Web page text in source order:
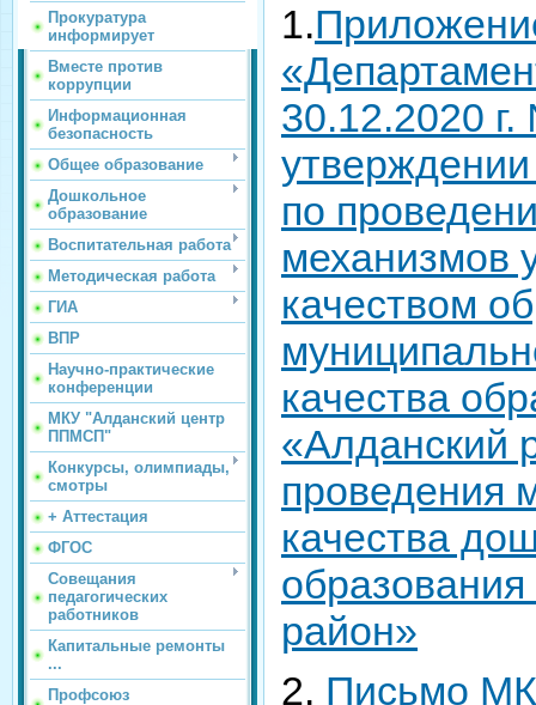
Прокуратура
информирует
Вместе против
коррупции
Информационная
безопасность
Общее образование
Дошкольное
образование
Воспитательная работа
Методическая работа
ГИА
ВПР
Научно-практические
конференции
МКУ "Алданский центр
ППМСП"
Конкурсы, олимпиады,
смотры
+ Аттестация
ФГОС
Совещания
педагогических
работников
Капитальные ремонты
...
Профсоюз
1.
30.12.2020
по
механизмов
качеством
качества
«Алданский
проведения
качества
район»
2. Письмо